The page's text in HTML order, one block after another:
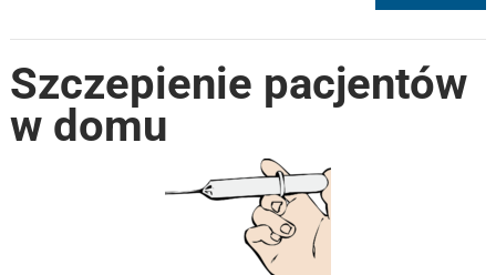
Szczepienie pacjentów
w domu